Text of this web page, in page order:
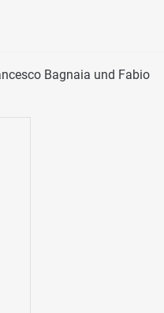
Bagnaia und Fabio